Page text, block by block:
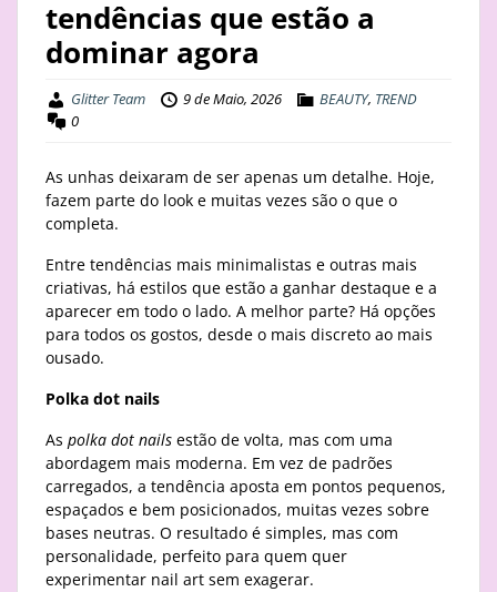
tendências que estão a
dominar agora
Glitter Team 9 de Maio, 2026 BEAUTY, TREND
0
As unhas deixaram de ser apenas um detalhe. Hoje,
fazem parte do look e muitas vezes são o que o
completa.
Entre tendências mais minimalistas e outras mais
criativas, há estilos que estão a ganhar destaque e a
aparecer em todo o lado. A melhor parte? Há opções
para todos os gostos, desde o mais discreto ao mais
ousado.
Polka dot nails
As polka dot nails estão de volta, mas com uma
abordagem mais moderna. Em vez de padrões
carregados, a tendência aposta em pontos pequenos,
espaçados e bem posicionados, muitas vezes sobre
bases neutras. O resultado é simples, mas com
personalidade, perfeito para quem quer
experimentar nail art sem exagerar.
ABOUT